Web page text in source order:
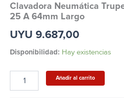
Clavadora Neumática
25 A 64mm Largo
UYU 9.687,00
Disponibilidad: Hay existencias
Añadir al carrito